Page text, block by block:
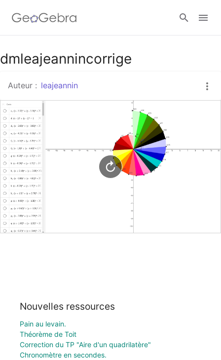
Google Classroom
Classe GeoGebra
Se connecter
dmleajeannincorrige
Auteur : leajeannin
Nouvelles ressources
Pain au levain.
Théorème de Toit
Correction du TP "Aire d'un quadrilatère"
Chronomètre en secondes.